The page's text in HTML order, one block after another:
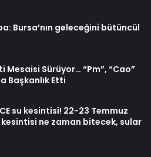
Bursa’nın geleceğini bütüncül
Mesaisi Sürüyor… “Pm”, “Cao”
Başkanlık Etti
su kesintisi! 22-23 Temmuz
kesintisi ne zaman bitecek, sular